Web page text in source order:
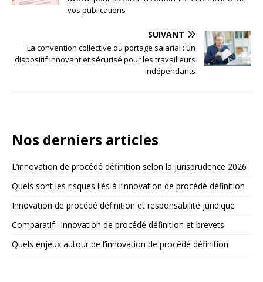
vos publications
SUIVANT
La convention collective du portage salarial : un
dispositif innovant et sécurisé pour les travailleurs
indépendants
Nos derniers articles
L’innovation de procédé définition selon la jurisprudence 2026
Quels sont les risques liés à l’innovation de procédé définition
Innovation de procédé définition et responsabilité juridique
Comparatif : innovation de procédé définition et brevets
Quels enjeux autour de l’innovation de procédé définition